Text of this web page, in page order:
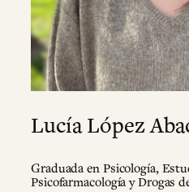
Lucía López
Graduada en Psicología,
Psicofarmacología y Drogas